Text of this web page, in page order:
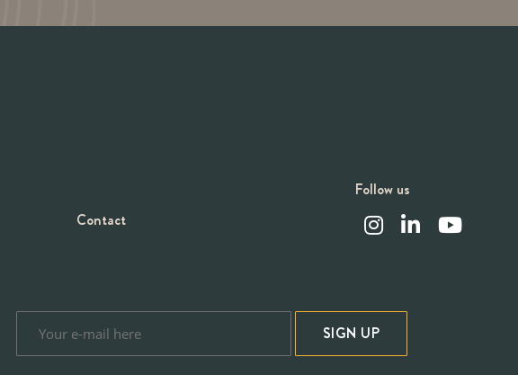
Contact
Follow us